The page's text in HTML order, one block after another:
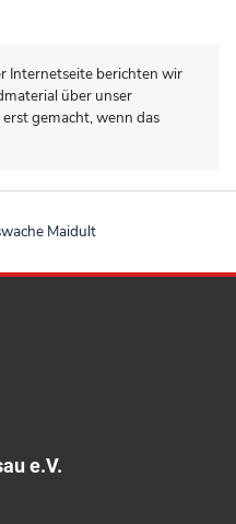
Internetseite berichten wir
über unser
gemacht, wenn das
Maidult
e.V.